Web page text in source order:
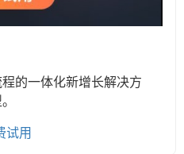
的一体化新增长解决方
试用